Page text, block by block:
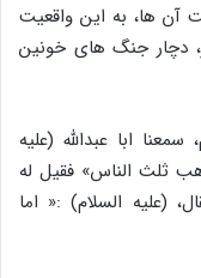
آن ها، به این واقعیت
دچار جنگ های خونین
ابا عبدالله (علیه
ثلث الناس» فقیل له
(علیه السلام) :« اما